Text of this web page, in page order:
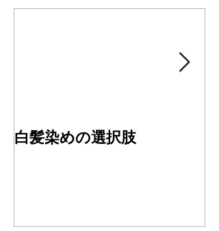
白髪染めの選択肢